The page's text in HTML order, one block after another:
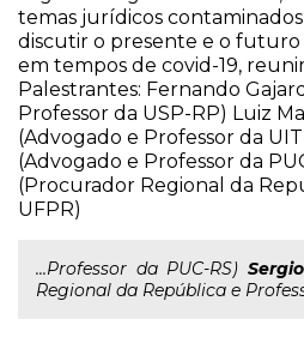
temas jurídicos
discutir o presente e o futuro
em tempos de covid-19,
Palestrantes: Fernando
Professor da USP-RP) Luiz
(Advogado e Professor da
(Advogado e Professor da
(Procurador Regional da
UFPR)
...Professor da PUC-RS) Sergio
Regional da República e